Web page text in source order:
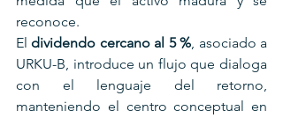
reconoce.
El dividendo cercano al 5 %, asociado a
URKU-B, introduce un flujo que dialoga
con el lenguaje del retorno,
manteniendo el centro conceptual en